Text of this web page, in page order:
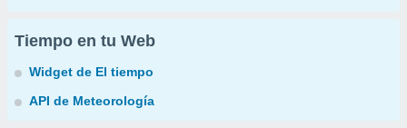
Tiempo en tu Web
Widget de El tiempo
API de Meteorología